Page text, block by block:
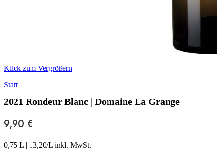
Klick zum Vergrößern
Start
2021 Rondeur Blanc | Domaine La Grange
9,90 €
0,75 L | 13,20/L inkl. MwSt.